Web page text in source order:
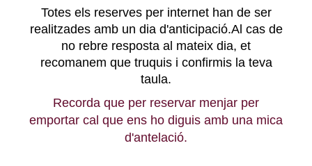
Totes els reserves per internet han de ser
realitzades amb un dia d'anticipació.Al cas de
no rebre resposta al mateix dia, et
recomanem que truquis i confirmis la teva
taula.
Recorda que per reservar menjar per
emportar cal que ens ho diguis amb una mica
d'antelació.